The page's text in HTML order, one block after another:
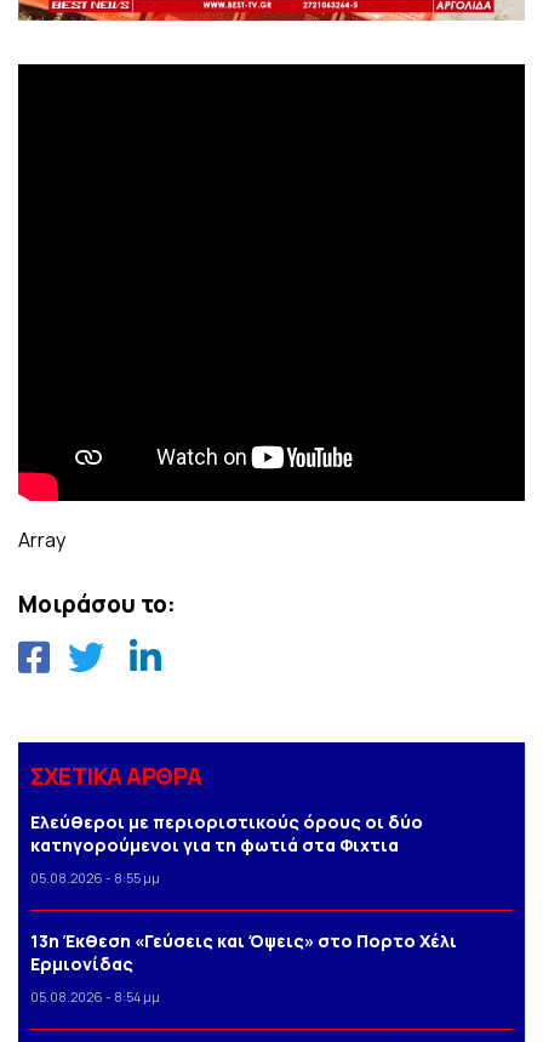
Array
Μοιράσου το:
ΣΧΕΤΙΚΑ ΑΡΘΡΑ
Ελεύθεροι με περιοριστικούς όρους οι δύο
κατηγορούμενοι για τη φωτιά στα Φιχτια
05.08.2026 - 8:55 μμ
13η Έκθεση «Γεύσεις και Όψεις» στο Πορτο Xέλι
Ερμιονίδας
05.08.2026 - 8:54 μμ